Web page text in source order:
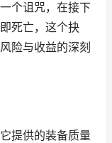
个诅咒，在接下
死亡，这个抉
险与收益的深刻
提供的装备质量